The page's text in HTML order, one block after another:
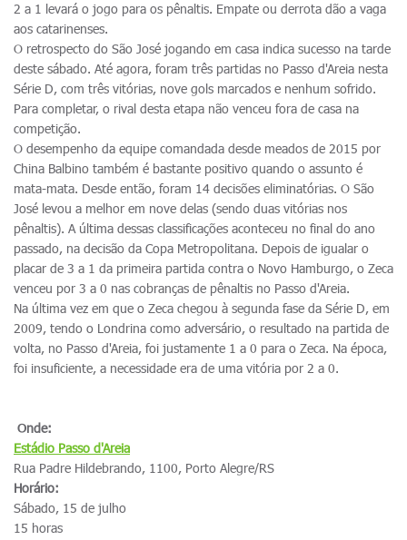
2 a 1 levará o jogo para os pênaltis. Empate ou derrota dão a vaga
aos catarinenses.
O retrospecto do São José jogando em casa indica sucesso na tarde
deste sábado. Até agora, foram três partidas no Passo d'Areia nesta
Série D, com três vitórias, nove gols marcados e nenhum sofrido.
Para completar, o rival desta etapa não venceu fora de casa na
competição.
O desempenho da equipe comandada desde meados de 2015 por
China Balbino também é bastante positivo quando o assunto é
mata-mata. Desde então, foram 14 decisões eliminatórias. O São
José levou a melhor em nove delas (sendo duas vitórias nos
pênaltis). A última dessas classificações aconteceu no final do ano
passado, na decisão da Copa Metropolitana. Depois de igualar o
placar de 3 a 1 da primeira partida contra o Novo Hamburgo, o Zeca
venceu por 3 a 0 nas cobranças de pênaltis no Passo d'Areia.
Na última vez em que o Zeca chegou à segunda fase da Série D, em
2009, tendo o Londrina como adversário, o resultado na partida de
volta, no Passo d'Areia, foi justamente 1 a 0 para o Zeca. Na época,
foi insuficiente, a necessidade era de uma vitória por 2 a 0.
Onde:
Estádio Passo d'Areia
Rua Padre Hildebrando, 1100, Porto Alegre/RS
Horário:
Sábado, 15 de julho
15 horas